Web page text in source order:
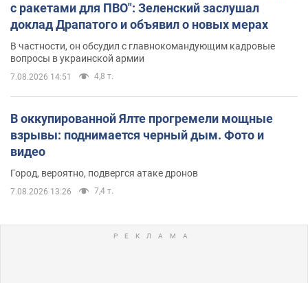
с ракетами для ПВО": Зеленский заслушал
доклад Драпатого и объявил о новых мерах
В частности, он обсудил с главнокомандующим кадровые
вопросы в украинской армии
7.08.2026 14:51 4,8 т.
В оккупированной Ялте прогремели мощные
взрывы: поднимается черный дым. Фото и
видео
Город, вероятно, подвергся атаке дронов
7.08.2026 13:26 7,4 т.